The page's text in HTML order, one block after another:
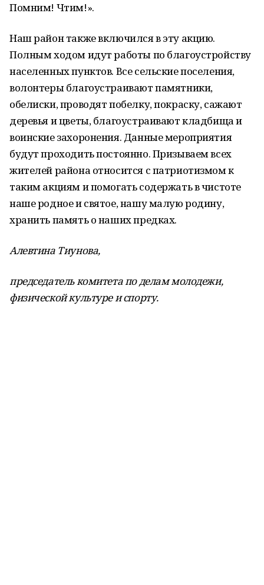
Помним! Чтим!».
Наш район также включился в эту акцию.
Полным ходом идут работы по благоустройству
населенных пунктов. Все сельские поселения,
волонтеры благоустраивают памятники,
обелиски, проводят побелку, покраску, сажают
деревья и цветы, благоустраивают кладбища и
воинские захоронения. Данные мероприятия
будут проходить постоянно. Призываем всех
жителей района относится с патриотизмом к
таким акциям и помогать содержать в чистоте
наше родное и святое, нашу малую родину,
хранить память о наших предках.
Алевтина Тиунова,
председатель комитета по делам молодежи,
физической культуре и спорту.